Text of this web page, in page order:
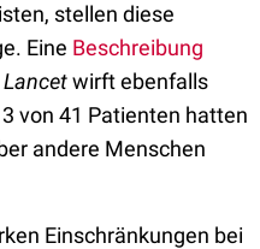
stellen diese
Eine Beschreibung
Lancetwirft ebenfalls
von 41 Patienten hatten
andere Menschen
Einschränkungen bei